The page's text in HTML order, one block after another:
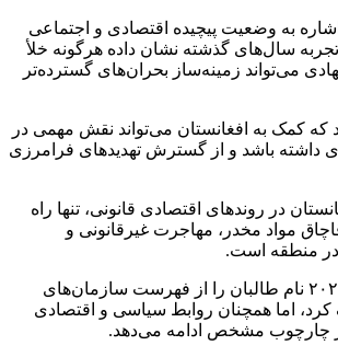
اشاره به وضعیت پیچیده اقتصادی و اجتماعی
تجربه سال‌های گذشته نشان داده هرگونه خلأ
می‌تواند زمینه‌ساز بحران‌های گسترده‌تر
که کمک به افغانستان می‌تواند نقش مهمی در
داشته باشد و از گسترش تهدیدهای فرامرزی
در روندهای اقتصادی قانونی، تنها راه
مواد مخدر، مهاجرت غیرقانونی و
در منطقه است.
قزاقستان در سال ۲۰۲۴ نام طالبان را از فهرست سازمان‌های
اما همچنان روابط سیاسی و اقتصادی
در چارچوب مشخص ادامه می‌دهد.